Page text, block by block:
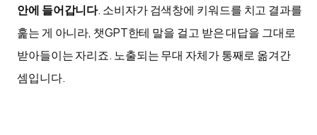
안에 들어갑니다. 소비자가 검색창에 키워드를 치고 결과를
훑는 게 아니라, 챗GPT한테 말을 걸고 받은 대답을 그대로
받아들이는 자리죠. 노출되는 무대 자체가 통째로 옮겨간
셈입니다.